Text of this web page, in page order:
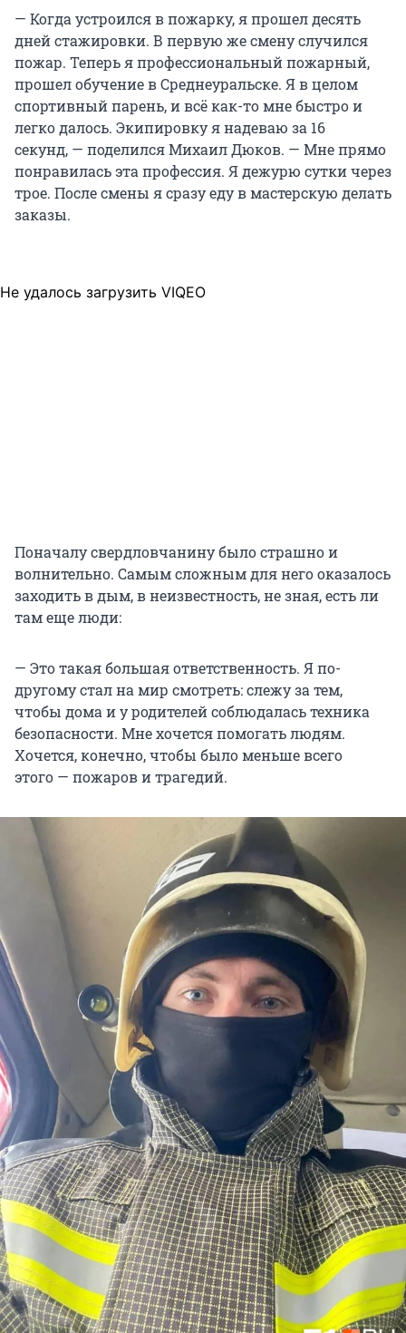
— Когда устроился в пожарку, я прошел десять
дней стажировки. В первую же смену случился
пожар. Теперь я профессиональный пожарный,
прошел обучение в Среднеуральске. Я в целом
спортивный парень, и всё как-то мне быстро и
легко далось. Экипировку я надеваю за 16
секунд, — поделился Михаил Дюков. — Мне прямо
понравилась эта профессия. Я дежурю сутки через
трое. После смены я сразу еду в мастерскую делать
заказы.
Не удалось загрузить VIQEO
Поначалу свердловчанину было страшно и
волнительно. Самым сложным для него оказалось
заходить в дым, в неизвестность, не зная, есть ли
там еще люди:
— Это такая большая ответственность. Я по-
другому стал на мир смотреть: слежу за тем,
чтобы дома и у родителей соблюдалась техника
безопасности. Мне хочется помогать людям.
Хочется, конечно, чтобы было меньше всего
этого — пожаров и трагедий.